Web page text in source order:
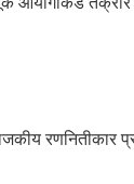
रणनितीकार